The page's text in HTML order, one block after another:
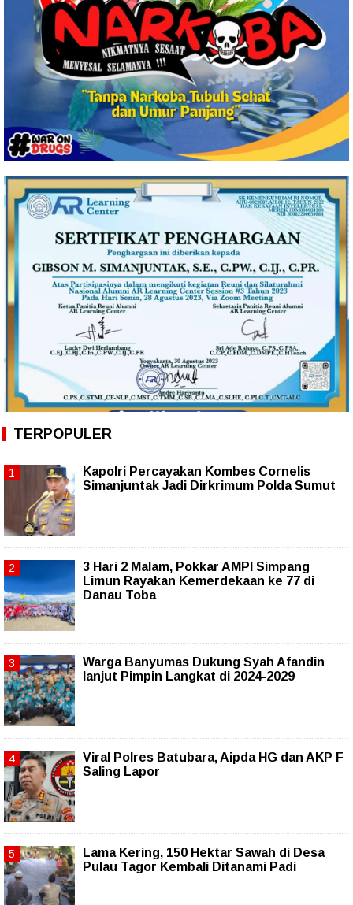
TERPOPULER
Kapolri Percayakan Kombes Cornelis
Simanjuntak Jadi Dirkrimum Polda Sumut
3 Hari 2 Malam, Pokkar AMPI Simpang
Limun Rayakan Kemerdekaan ke 77 di
Danau Toba
Warga Banyumas Dukung Syah Afandin
lanjut Pimpin Langkat di 2024-2029
Viral Polres Batubara, Aipda HG dan AKP F
Saling Lapor
Lama Kering, 150 Hektar Sawah di Desa
Pulau Tagor Kembali Ditanami Padi